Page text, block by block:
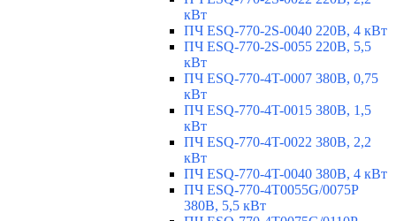
кВт
ПЧ ESQ-770-2S-0040 220В, 4 кВт
ПЧ ESQ-770-2S-0055 220В, 5,5
кВт
ПЧ ESQ-770-4T-0007 380В, 0,75
кВт
ПЧ ESQ-770-4T-0015 380В, 1,5
кВт
ПЧ ESQ-770-4T-0022 380В, 2,2
кВт
ПЧ ESQ-770-4T-0040 380В, 4 кВт
ПЧ ESQ-770-4T0055G/0075P
380В, 5,5 кВт